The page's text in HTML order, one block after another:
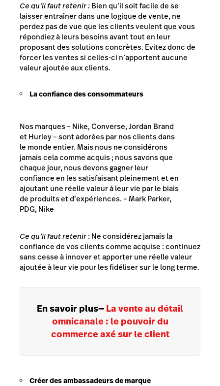
Ce qu’il faut retenir :Bien qu’il soit facile de se
laisser entraîner dans une logique de vente, ne
perdez pas de vue que les clients veulent que vous
répondiez à leurs besoins avant tout en leur
proposant des solutions concrètes. Evitez donc de
forcer les ventes si celles-ci n’apportent aucune
valeur ajoutée aux clients.
La confiance des consommateurs
Nos marques – Nike, Converse, Jordan Brand
et Hurley – sont adorées par nos clients dans
le monde entier. Mais nous ne considérons
jamais cela comme acquis ; nous savons que
chaque jour, nous devons gagner leur
confiance en les satisfaisant pleinement et en
ajoutant une réelle valeur à leur vie par le biais
de produits et d’expériences. – Mark Parker,
PDG, Nike
Ce qu’il faut retenir: Ne considérez jamais la
confiance de vos clients comme acquise : continuez
sans cesse à innover et apporter une réelle valeur
ajoutée à leur vie pour les fidéliser sur le long terme.
En savoir plus— La vente au détail
omnicanale : le pouvoir du
commerce axé sur le client
Créer des ambassadeurs de marque